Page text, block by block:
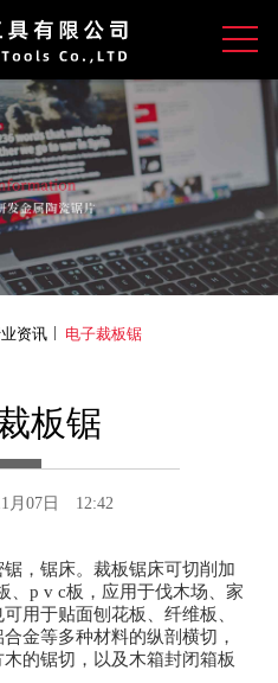
资讯 电子裁板锯
板锯
月07日 12:42
，锯床。裁板锯床可切削加
、p v c板，应用于伐木场、家
用于贴面刨花板、纤维板、
金等多种材料的纵剖横切，
的锯切，以及木箱封闭箱板